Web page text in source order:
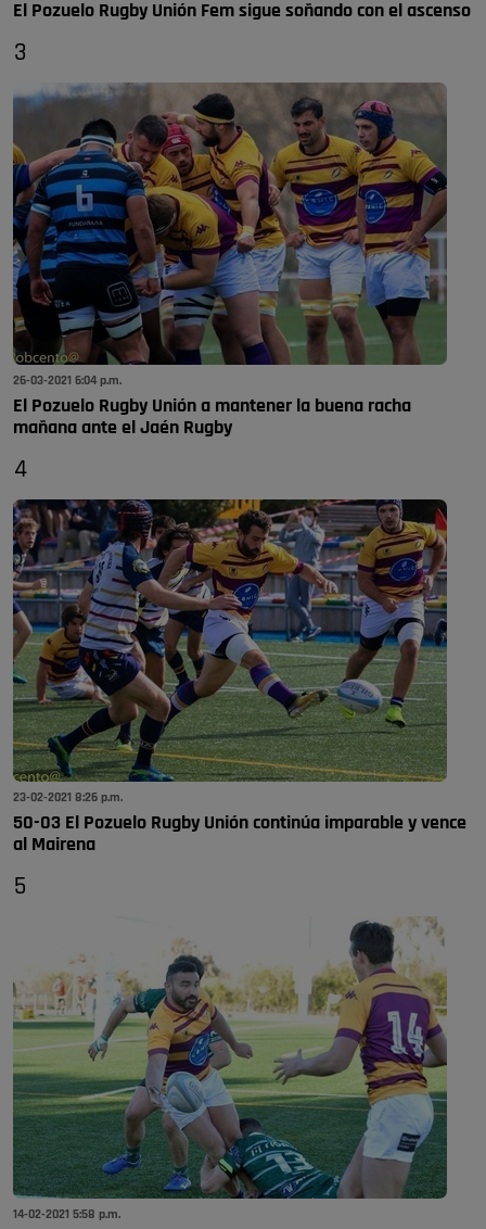
El Pozuelo Rugby Unión Fem sigue soñando con el ascenso
3
26-03-2021 6:04 p.m.
El Pozuelo Rugby Unión a mantener la buena racha
mañana ante el Jaén Rugby
4
23-02-2021 8:26 p.m.
50-03 El Pozuelo Rugby Unión continúa imparable y vence
al Mairena
5
14-02-2021 5:58 p.m.